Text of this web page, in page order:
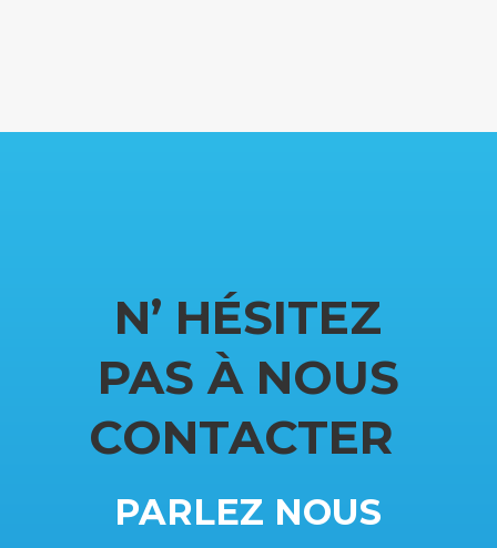
N’ HÉSITEZ
PAS À NOUS
CONTACTER
PARLEZ NOUS